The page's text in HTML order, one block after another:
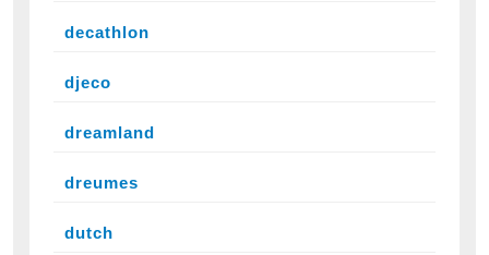
decathlon
djeco
dreamland
dreumes
dutch